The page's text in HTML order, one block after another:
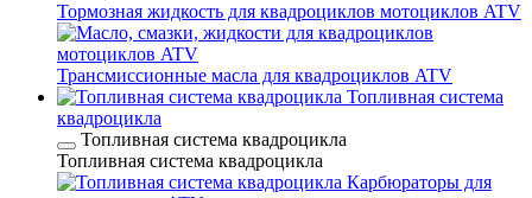
Тормозная жидкость для квадроциклов мотоциклов ATV
Трансмиссионные масла для квадроциклов ATV
Топливная система
квадроцикла
Топливная система квадроцикла
Топливная система квадроцикла
Карбюраторы для